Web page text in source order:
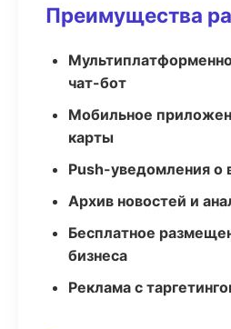
Преимущества
чат-бот
Мобильное
карты
Push-уведомления о
Архив новостей и
Бесплатное
бизнеса
Реклама с